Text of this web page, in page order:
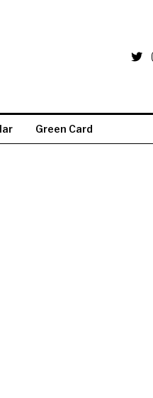
Green Card